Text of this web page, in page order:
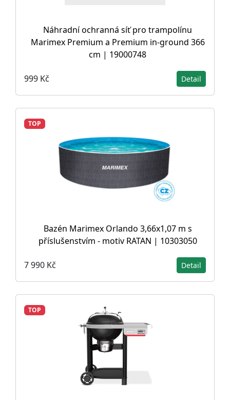
Náhradní ochranná síť pro trampolínu
Marimex Premium a Premium in-ground 366
cm | 19000748
999 Kč Detail
TOP
Bazén Marimex Orlando 3,66x1,07 m s
příslušenstvím - motiv RATAN | 10303050
7 990 Kč Detail
TOP